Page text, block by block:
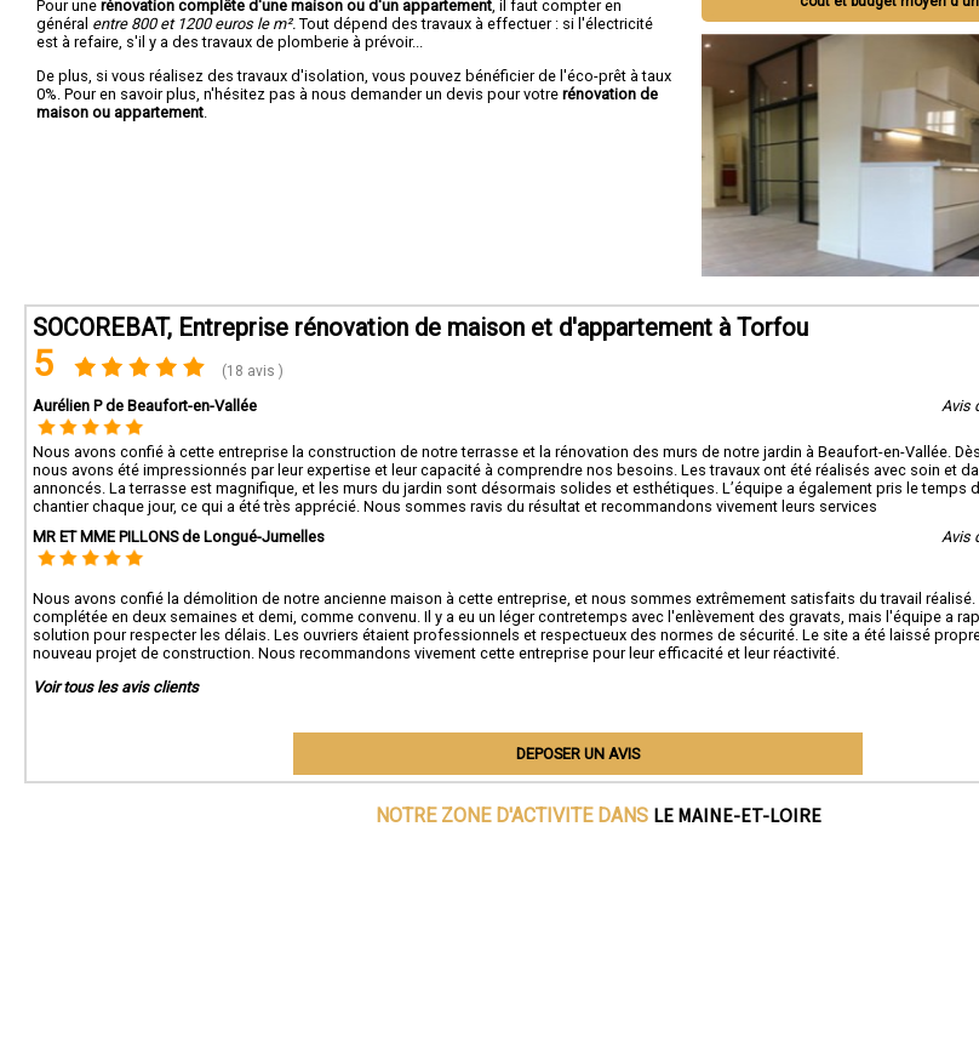
Pour une rénovation complête d'une maison ou d'un appartement , il faut compter en
général entre 800 et 1200 euros le m². Tout dépend des travaux à effectuer : si l'électricité
est à refaire, s'il y a des travaux de plomberie à prévoir...
De plus, si vous réalisez des travaux d'isolation, vous pouvez bénéficier de l'éco-prêt à taux
0%. Pour en savoir plus, n'hésitez pas à nous demander un devis pour votre rénovation de
maison ou appartement
SOCOREBAT, Entreprise rénovation de maison et d'appartement à Torfou
5 (18 avis )
Aurélien P de Beaufort-en-Vallée Avis
Nous avons confié à cette entreprise la construction de notre terrasse et la rénovation des murs de notre jardin à Beaufort-en-Vallée.
nous avons été impressionnés par leur expertise et leur capacité à comprendre nos besoins. Les travaux ont été réalisés avec soin et
annoncés. La terrasse est magnifique, et les murs du jardin sont désormais solides et esthétiques. L’équipe a également pris le temps
chantier chaque jour, ce qui a été très apprécié. Nous sommes ravis du résultat et recommandons vivement leurs services
MR ET MME PILLONS de Longué-Jumelles
Avis
Nous avons confié la démolition de notre ancienne maison à cette entreprise, et nous sommes extrêmement satisfaits du travail
complétée en deux semaines et demi, comme convenu. Il y a eu un léger contretemps avec l'enlèvement des gravats, mais l'équipe a
solution pour respecter les délais. Les ouvriers étaient professionnels et respectueux des normes de sécurité. Le site a été laissé
nouveau projet de construction. Nous recommandons vivement cette entreprise pour leur efficacité et leur réactivité.
Voir tous les avis clients
DEPOSER UN AVIS
NOTRE ZONE D'ACTIVITE DANS LE MAINE-ET-LOIRE